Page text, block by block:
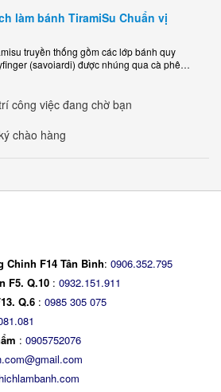
làm..
làm bánh TiramiSu Chuẩn vị
truyền thống gồm các lớp bánh quy
(savoiardi) được nhúng qua cà phê
công việc đang chờ bạn
chào hàng
Chinh F14 Tân Bình: 0906.352.795
F5. Q.10 : 0932.151.911
Q.6 : 0985 305 075
: 0905752076